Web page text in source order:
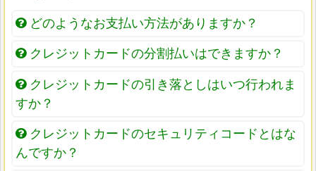
どのようなお支払い方法がありますか？
クレジットカードの分割払いはできますか？
クレジットカードの引き落としはいつ行われま
すか？
クレジットカードのセキュリティコードとはな
んですか？